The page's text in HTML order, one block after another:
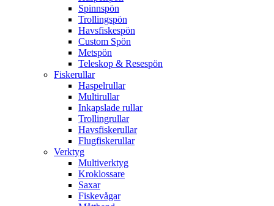
Spinnspön
Trollingspön
Havsfiskespön
Custom Spön
Metspön
Teleskop & Resespön
Fiskerullar
Haspelrullar
Multirullar
Inkapslade rullar
Trollingrullar
Havsfiskerullar
Flugfiskerullar
Verktyg
Multiverktyg
Kroklossare
Saxar
Fiskevågar